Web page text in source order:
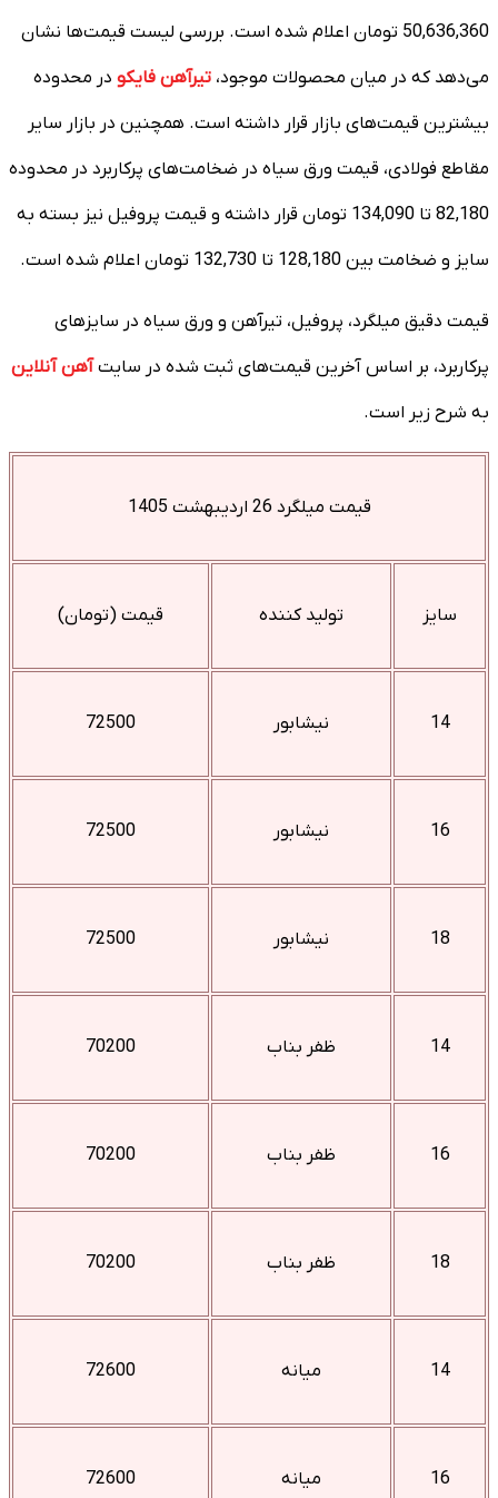
50,636,360 تومان اعلام شده است. بررسی لیست قیمت‌ها نشان
می‌دهد که در میان محصولات موجود، تیرآهن فایکو در محدوده
بیشترین قیمت‌های بازار قرار داشته است. همچنین در بازار سایر
مقاطع فولادی، قیمت ورق سیاه در ضخامت‌های پرکاربرد در محدوده
82,180 تا 134,090 تومان قرار داشته و قیمت پروفیل نیز بسته به
سایز و ضخامت بین 128,180 تا 132,730 تومان اعلام شده است.
قیمت دقیق میلگرد، پروفیل، تیرآهن و ورق سیاه در سایزهای
پرکاربرد، بر اساس آخرین قیمت‌های ثبت شده در سایتآهن آنلاین
به شرح زیر است.
قیمت میلگرد 26 اردیبهشت 1405
سایز تولید کننده قیمت (تومان)
14 نیشابور 72500
16 نیشابور 72500
18 نیشابور 72500
14 ظفر بناب 70200
16 ظفر بناب 70200
18 ظفر بناب 70200
14 میانه 72600
16 میانه 72600